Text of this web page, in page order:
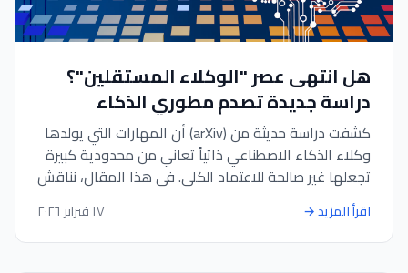
هل انتهى عصر "الوكلاء المستقلين"؟
دراسة جديدة تصدم مطوري الذكاء
الاصطناعي
كشفت دراسة حديثة من (arXiv) أن المهارات التي يولدها
وكلاء الذكاء الاصطناعي ذاتياً تعاني من محدودية كبيرة
تجعلها غير صالحة للاعتماد الكلي. في هذا المقال، نناقش
كيف يمكن للمسوقين وأصحاب الأعمال في
adawatna.com التعامل مع هذه النتائج وتجنب فخ
الأتمتة الكاملة غير الموثوقة.
١٧ فبراير ٢٠٢٦ اقرأ المزيد→